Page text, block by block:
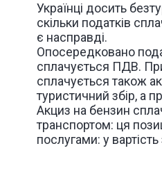
Українці досить
скільки податків
є насправді.
Опосередковано
сплачується ПДВ.
сплачується також
туристичний збір, а
Акциз на бензин
транспортом: ця
послугами: у